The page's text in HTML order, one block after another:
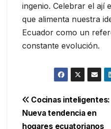
ingenio. Celebrar el ají
que alimenta nuestra
Ecuador como un
constante evolución.
Navegación
de
Cocinas inteligentes:
Nueva tendencia en
hogares ecuatorianos